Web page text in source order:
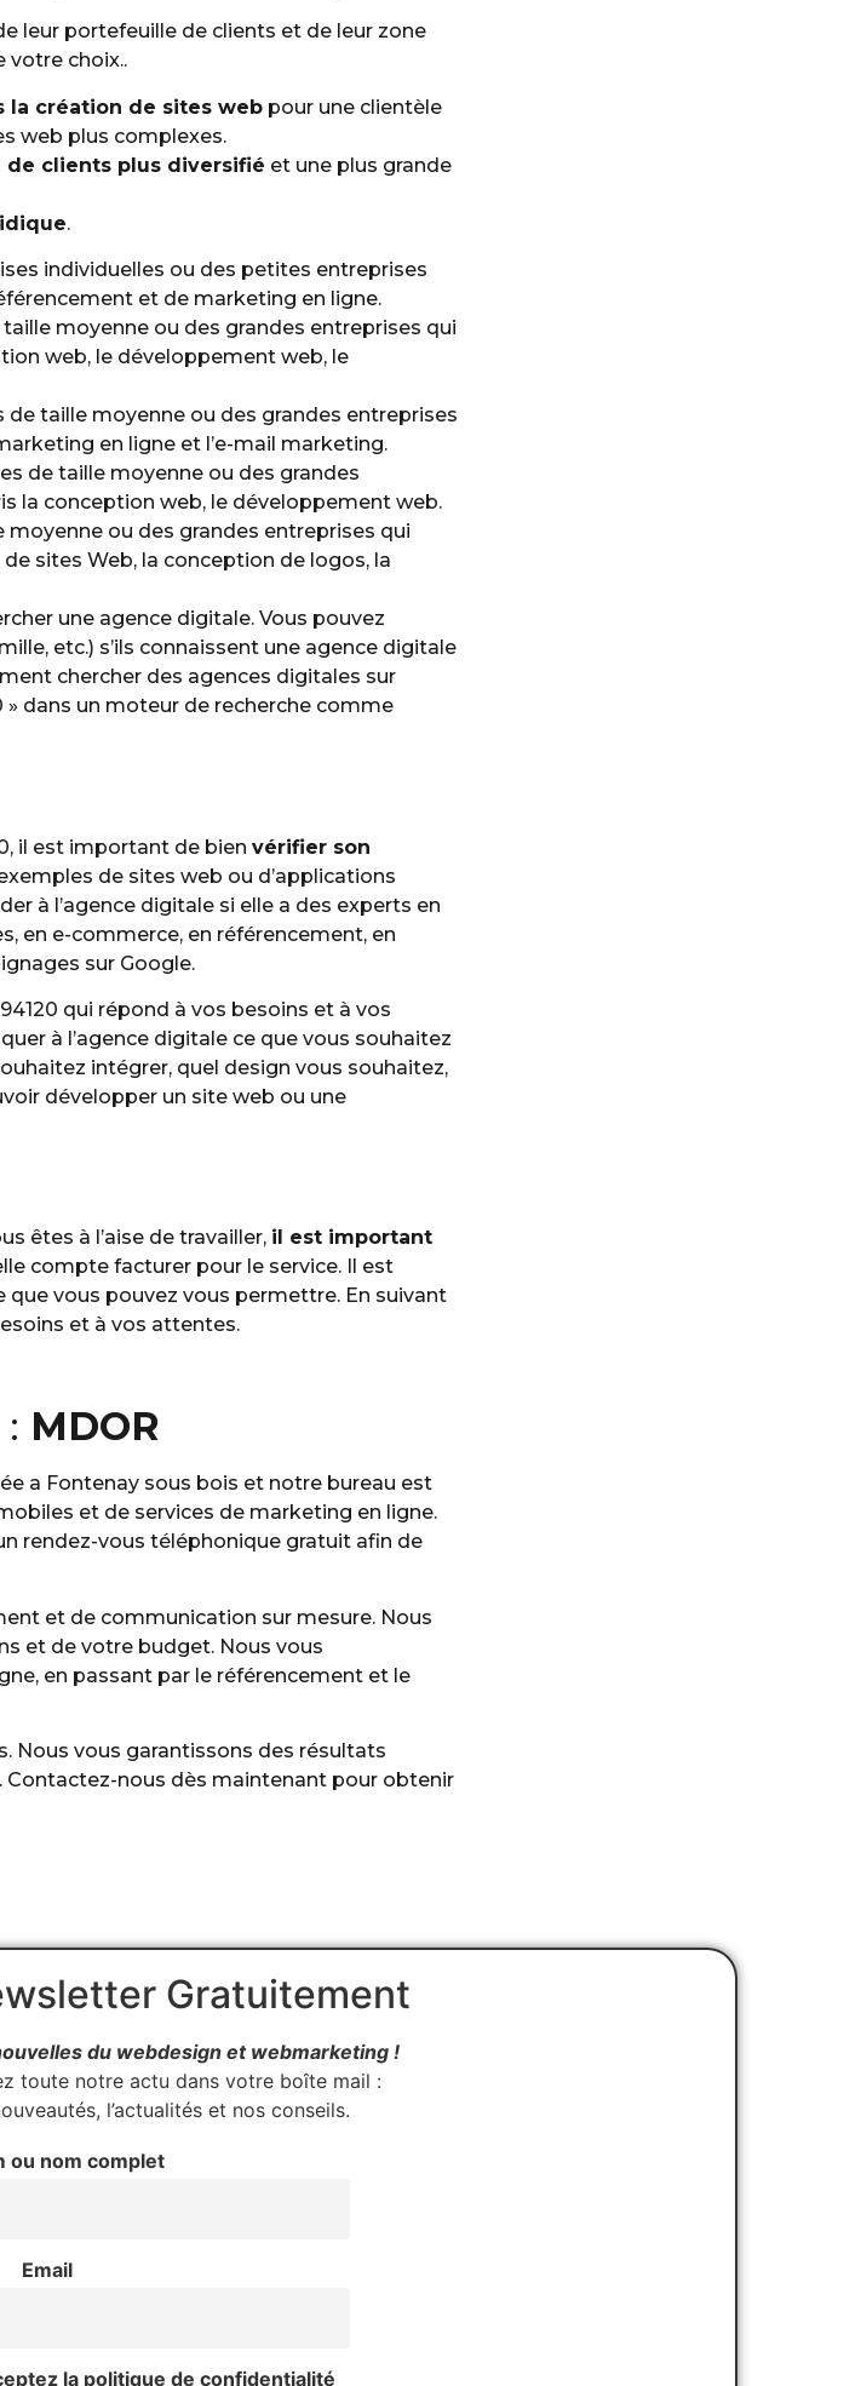
leur portefeuille de clients et de leur zone
votre choix..
la création de sites web pour une clientèle
web plus complexes.
clients plus diversifié et une plus grande
.
individuelles ou des petites entreprises
et de marketing en ligne.
moyenne ou des grandes entreprises qui
web, le développement web, le
taille moyenne ou des grandes entreprises
en ligne et l’e-mail marketing.
de taille moyenne ou des grandes
la conception web, le développement web.
ou des grandes entreprises qui
sites Web, la conception de logos, la
une agence digitale. Vous pouvez
etc.) s’ils connaissent une agence digitale
chercher des agences digitales sur
dans un moteur de recherche comme
il est important de bien vérifier son
de sites web ou d’applications
à l’agence digitale si elle a des experts en
en e-commerce, en référencement, en
sur Google.
qui répond à vos besoins et à vos
à l’agence digitale ce que vous souhaitez
intégrer, quel design vous souhaitez,
développer un site web ou une
êtes à l’aise de travailler, il est important
compte facturer pour le service. Il est
vous pouvez vous permettre. En suivant
et à vos attentes.
MDOR
a Fontenay sous bois et notre bureau est
et de services de marketing en ligne.
rendez-vous téléphonique gratuit afin de
et de communication sur mesure. Nous
et de votre budget. Nous vous
en passant par le référencement et le
Nous vous garantissons des résultats
nous dès maintenant pour obtenir
Gratuitement
du webdesign et webmarketing !
toute notre actu dans votre boîte mail :
l’actualités et nos conseils.
ou nom complet
Email
la politique de confidentialité